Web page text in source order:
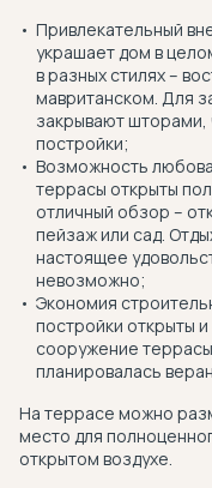
Привлекательный
украшает дом в
в разных стилях –
мавританском. Для
закрывают шторами,
постройки;
Возможность
террасы открыты
отличный обзор –
пейзаж или сад.
настоящее
невозможно;
Экономия
постройки открыты
сооружение
планировалась
На террасе можно
место для
открытом воздухе.